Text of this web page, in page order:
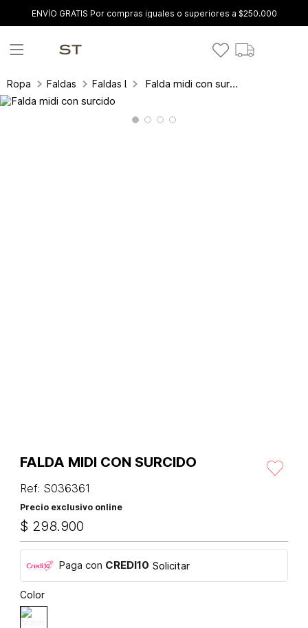
ENVÍO GRATIS Por compras iguales o superiores a $250.000
Ropa Faldas Faldas Largas Falda midi con surcido
FALDA MIDI CON SURCIDO
Ref: S036361
Precio exclusivo online
$ 298.900
Paga con CREDI10 Solicitar
Color